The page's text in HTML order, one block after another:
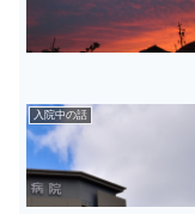
入院中の話